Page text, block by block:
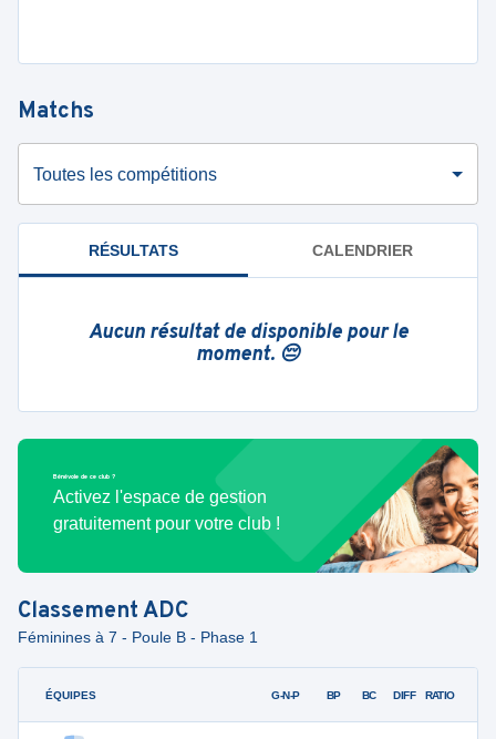
Matchs
Toutes les compétitions
RÉSULTATS CALENDRIER
Aucun résultat de disponible pour le
moment. 😔
Bénévole de ce club ?
Activez l'espace de gestion
gratuitement pour votre club !
ClassementADC
Féminines à 7 - Poule B - Phase 1
ÉQUIPES G-N-P BP BC DIFF RATIO